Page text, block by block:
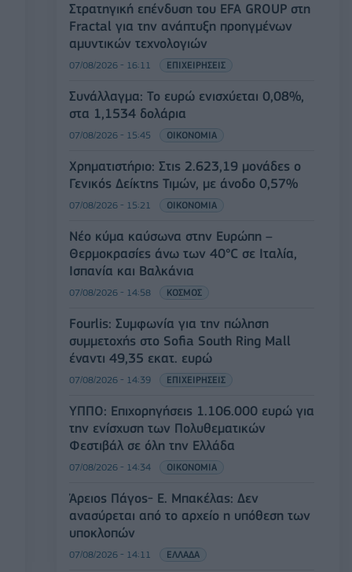
Στρατηγική επένδυση του EFA GROUP στη
Fractal για την ανάπτυξη προηγμένων
αμυντικών τεχνολογιών
07/08/2026 - 16:11 ΕΠΙΧΕΙΡΗΣΕΙΣ
Συνάλλαγμα: Το ευρώ ενισχύεται 0,08%,
στα 1,1534 δολάρια
07/08/2026 - 15:45 ΟΙΚΟΝΟΜΙΑ
Χρηματιστήριο: Στις 2.623,19 μονάδες ο
Γενικός Δείκτης Τιμών, με άνοδο 0,57%
07/08/2026 - 15:21 ΟΙΚΟΝΟΜΙΑ
Νέο κύμα καύσωνα στην Ευρώπη –
Θερμοκρασίες άνω των 40°C σε Ιταλία,
Ισπανία και Βαλκάνια
07/08/2026 - 14:58 ΚΟΣΜΟΣ
Fourlis: Συμφωνία για την πώληση
συμμετοχής στο Sofia South Ring Mall
έναντι 49,35 εκατ. ευρώ
07/08/2026 - 14:39 ΕΠΙΧΕΙΡΗΣΕΙΣ
ΥΠΠΟ: Επιχορηγήσεις 1.106.000 ευρώ για
την ενίσχυση των Πολυθεματικών
Φεστιβάλ σε όλη την Ελλάδα
07/08/2026 - 14:34 ΟΙΚΟΝΟΜΙΑ
Άρειος Πάγος- Ε. Μπακέλας: Δεν
ανασύρεται από το αρχείο η υπόθεση των
υποκλοπών
07/08/2026 - 14:11 ΕΛΛΑΔΑ